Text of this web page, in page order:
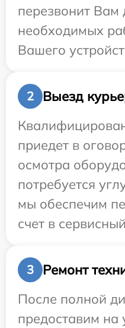
перезвонит Вам
необходимых
Вашего
2
Выезд
приедет в
осмотра
потребуется
мы обеспечим
счет в
3
Ремонт
После полной
предоставим на